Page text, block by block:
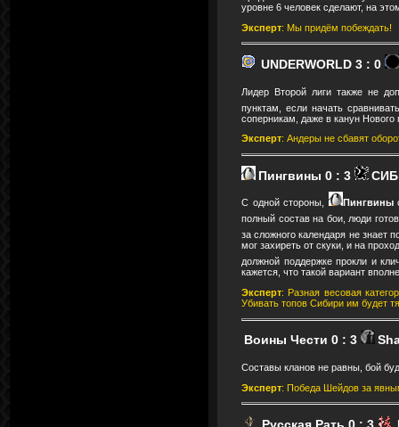
уровне 6 человек сделают, на
Эксперт: Мы придём побеждать!
UNDERWORLD 3 : 0
Лидер Второй лиги также не
пунктам, если начать
соперникам, даже в канун Нового
Эксперт: Андеры не сбавят
Пингвины 0 : 3
С одной стороны, Пингвины
полный состав на бои, люди
за сложного календаря не знает
мог захиреть от скуки, и на
должной поддержке прокли и
кажется, что такой вариант
Эксперт: Разная весовая
Убивать топов Сибири им будет
Воины Чести 0 : 3
Составы кланов не равны, бой
Эксперт: Победа Шейдов за